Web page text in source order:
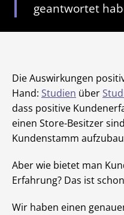
geantwortet
Die Auswirkungen
Hand: Studien über
dass positive
einen Store-Besitzer
Kundenstamm
Aber wie bietet man
Erfahrung? Das ist
Wir haben einen